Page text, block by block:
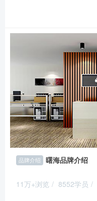
品牌介绍 曙海品牌介绍
11万+浏览 / 8552学员 /